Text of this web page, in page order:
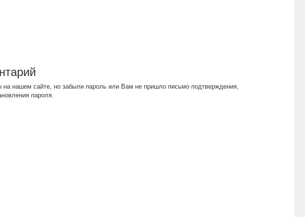
на нашем сайте, но забыли пароль или Вам не пришло письмо подтверждения,
пароля.